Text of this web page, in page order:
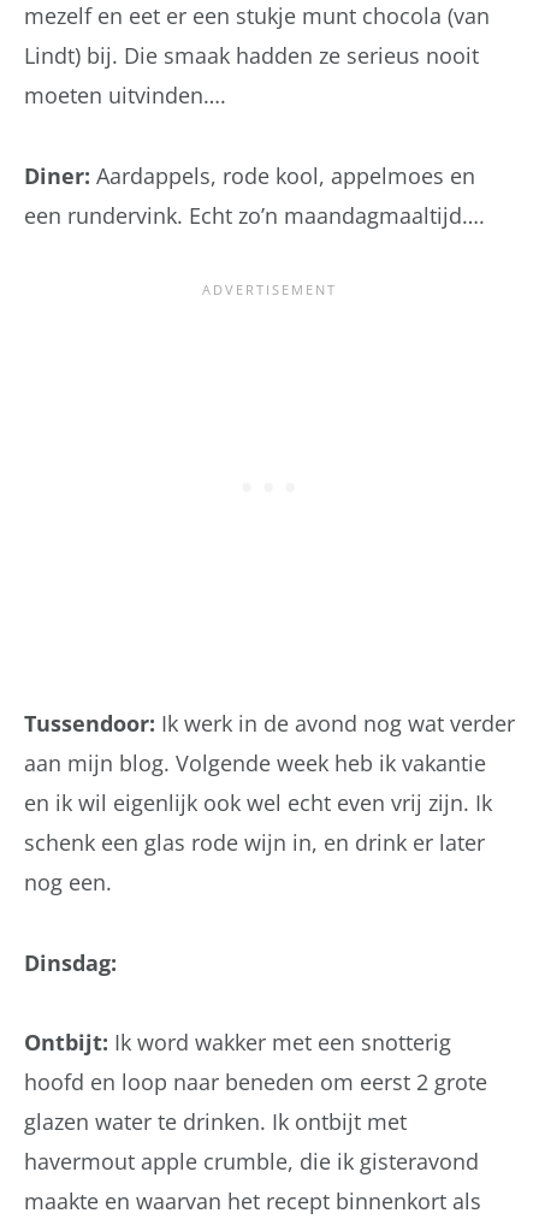
mezelf en eet er een stukje munt chocola (van
Lindt) bij. Die smaak hadden ze serieus nooit
moeten uitvinden….
Diner: Aardappels, rode kool, appelmoes en
een rundervink. Echt zo’n maandagmaaltijd….
Tussendoor: Ik werk in de avond nog wat verder
aan mijn blog. Volgende week heb ik vakantie
en ik wil eigenlijk ook wel echt even vrij zijn. Ik
schenk een glas rode wijn in, en drink er later
nog een.
Dinsdag:
Ontbijt: Ik word wakker met een snotterig
hoofd en loop naar beneden om eerst 2 grote
glazen water te drinken. Ik ontbijt met
havermout apple crumble, die ik gisteravond
maakte en waarvan het recept binnenkort als